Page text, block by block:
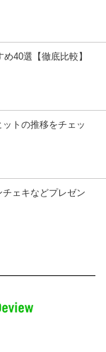
40選【徹底比較】
トの推移をチェッ
ェキなどプレゼン